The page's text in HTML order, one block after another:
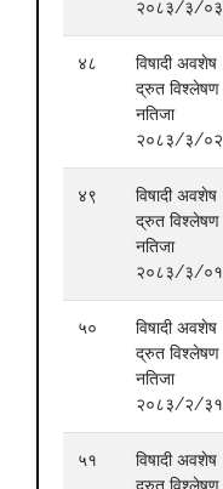
२०८३/३/०३
४८
विषादी अवशेष
द्रुत विश्लेषण
नतिजा
२०८३/३/०२
४९
विषादी अवशेष
द्रुत विश्लेषण
नतिजा
२०८३/३/०१
५०
विषादी अवशेष
द्रुत विश्लेषण
नतिजा
२०८३/२/३१
५१
विषादी अवशेष